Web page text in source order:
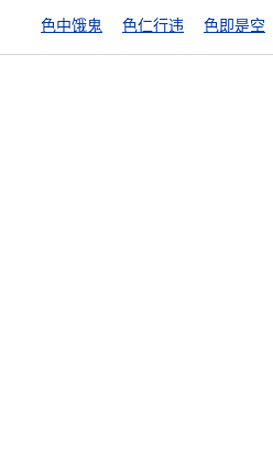
色中饿鬼 色仁行违 色即是空